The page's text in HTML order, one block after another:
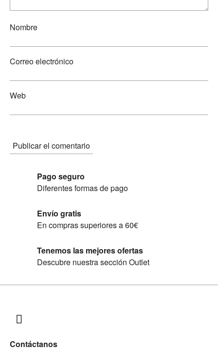
Nombre
Correo electrónico
Web
Pago seguro
Diferentes formas de pago
Envío gratis
En compras superiores a 60€
Tenemos las mejores ofertas
Descubre nuestra sección Outlet
Contáctanos